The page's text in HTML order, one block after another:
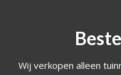
Wij verkopen alleen